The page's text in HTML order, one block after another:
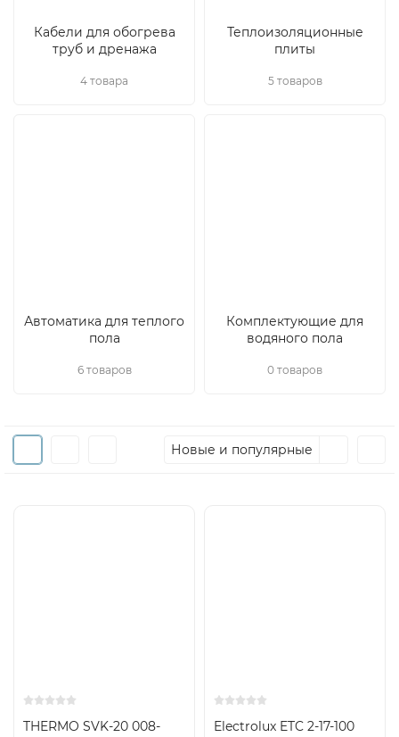
Кабели для обогрева
труб и дренажа
4 товара
Теплоизоляционные
плиты
5 товаров
Автоматика для теплого
пола
6 товаров
Комплектующие для
водяного пола
0 товаров
Новые и популярные
THERMO SVK-20 008-
Electrolux ETC 2-17-100